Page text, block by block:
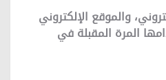
والموقع الإلكتروني
المرة المقبلة في